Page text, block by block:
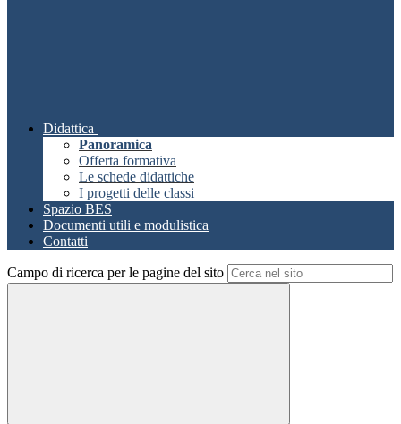
Didattica
Panoramica
Offerta formativa
Le schede didattiche
I progetti delle classi
Spazio BES
Documenti utili e modulistica
Contatti
Campo di ricerca per le pagine del sito